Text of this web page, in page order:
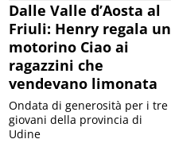
Dalle Valle d’Aosta al
Friuli: Henry regala un
motorino Ciao ai
ragazzini che
vendevano limonata
Ondata di generosità per i tre
giovani della provincia di
Udine